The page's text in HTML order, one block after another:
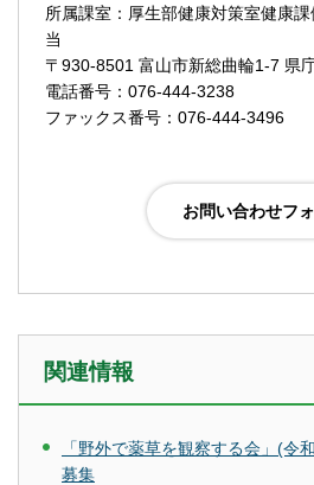
所属課室：厚生部健康対策室健康
当
〒930-8501 富山市新総曲輪1-7 県
電話番号：076-444-3238
ファックス番号：076-444-3496
関連情報
「野外で薬草を観察する会」(令
募集